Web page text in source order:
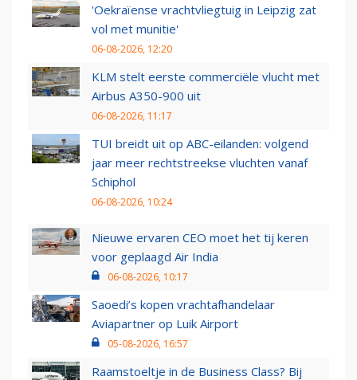
'Oekraïense vrachtvliegtuig in Leipzig zat
vol met munitie'
06-08-2026, 12:20
KLM stelt eerste commerciële vlucht met
Airbus A350-900 uit
06-08-2026, 11:17
TUI breidt uit op ABC-eilanden: volgend
jaar meer rechtstreekse vluchten vanaf
Schiphol
06-08-2026, 10:24
Nieuwe ervaren CEO moet het tij keren
voor geplaagd Air India
06-08-2026, 10:17
Saoedi’s kopen vrachtafhandelaar
Aviapartner op Luik Airport
05-08-2026, 16:57
Raamstoeltje in de Business Class? Bij